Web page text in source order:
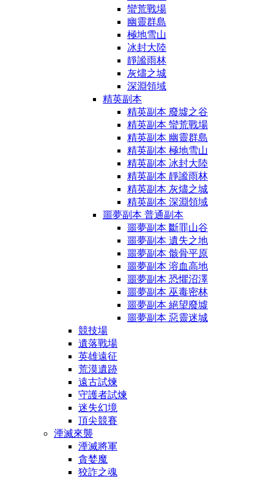
蠻荒戰場
幽靈群島
極地雪山
冰封大陸
靜謐雨林
灰燼之城
深淵領域
精英副本
精英副本 廢墟之谷
精英副本 蠻荒戰場
精英副本 幽靈群島
精英副本 極地雪山
精英副本 冰封大陸
精英副本 靜謐雨林
精英副本 灰燼之城
精英副本 深淵領域
噩夢副本 普通副本
噩夢副本 斷罪山谷
噩夢副本 遺失之地
噩夢副本 骸骨平原
噩夢副本 溶血高地
噩夢副本 恐懼沼澤
噩夢副本 巫毒密林
噩夢副本 絕望廢墟
噩夢副本 惡靈迷城
競技場
遺落戰場
英雄遠征
荒漠遺跡
遠古試煉
守護者試煉
迷失幻境
頂尖競賽
湮滅來襲
湮滅將軍
貪婪魔
狡詐之魂